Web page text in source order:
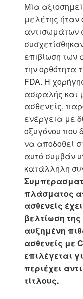
Μία
μελέτης ήταν
αντισωμάτων
επιβίωση των
την ορθότητα
FDA. Η
ασφαλής και
ασθενείς,
ενέργεια με
οξυγόνου
να αποδοθεί
αυτό συμβάν
κατάλληλη
πλάσματος
ασθενείς
βελτίωση
αυξημένη
ασθενείς με
επιλέγεται
περιέχει
τίτλους.